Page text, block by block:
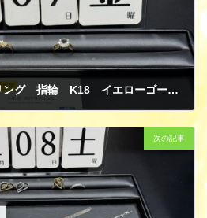
貴金属 ジュエリー リング 指輪 K18 イエローゴールド ダイヤモンド 買取
次の記事